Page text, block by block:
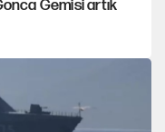
Gemisi artık